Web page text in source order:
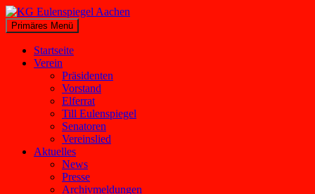
Zum
Inhalt
springen
KG Eulenspiegel Aachen
Suchen
Primäres Menü
Startseite
Verein
Präsidenten
Vorstand
Elferrat
Till Eulenspiegel
Senatoren
Vereinslied
Aktuelles
News
Presse
Archivmeldungen